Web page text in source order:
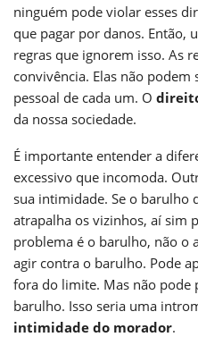
ninguém pode violar esses
que pagar por danos. Então,
regras que ignorem isso. As
convivência. Elas não
pessoal de cada um. O
da nossa sociedade.
É importante entender a
excessivo que incomoda.
sua intimidade. Se o barulho
atrapalha os vizinhos, aí sim
problema é o barulho, não o
agir contra o barulho. Pode
fora do limite. Mas não pode
barulho. Isso seria uma
intimidade do morador.